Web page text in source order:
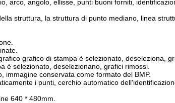
arco, angolo, ellisse, punti buoni forniti,
struttura, la struttura di punto mediano, linea
grafico di stampa è selezionato, deseleziona,
è selezionato, deselezionano, grafici rimossi.
immagine conservata come formato del BMP.
i punti, cerchio automatico
640 * 480mm.